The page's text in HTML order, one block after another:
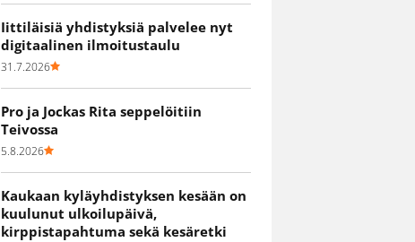
Iittiläisiä yhdistyksiä palvelee nyt
digitaalinen ilmoitustaulu
31.7.2026
Pro ja Jockas Rita seppelöitiin
Teivossa
5.8.2026
Kaukaan kyläyhdistyksen kesään on
kuulunut ulkoilupäivä,
kirppistapahtuma sekä kesäretki